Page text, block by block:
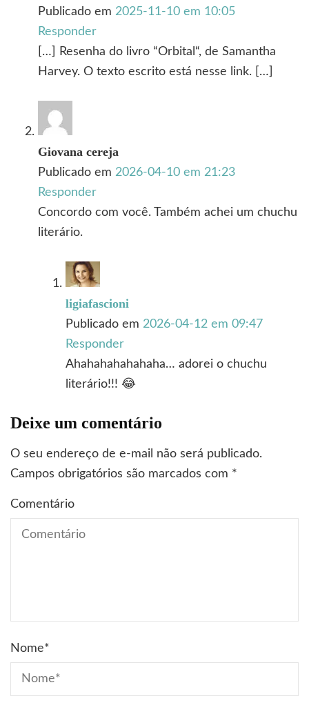
Publicado em 2025-11-10 em 10:05
Responder
[…] Resenha do livro “Orbital“, de Samantha
Harvey. O texto escrito está nesse link. […]
Giovana cereja
Publicado em 2026-04-10 em 21:23
Responder
Concordo com você. Também achei um chuchu
literário.
ligiafascioni
Publicado em 2026-04-12 em 09:47
Responder
Ahahahahahahaha… adorei o chuchu
literário!!! 😂
Deixe um comentário
O seu endereço de e-mail não será publicado.
Campos obrigatórios são marcados com *
Comentário
Nome*